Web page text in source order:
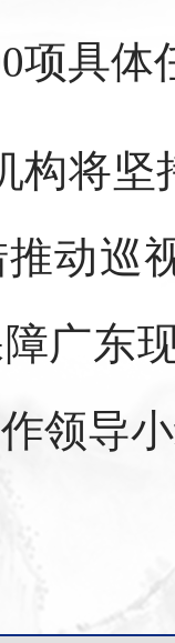
项具体
将坚
动巡
广东
领导